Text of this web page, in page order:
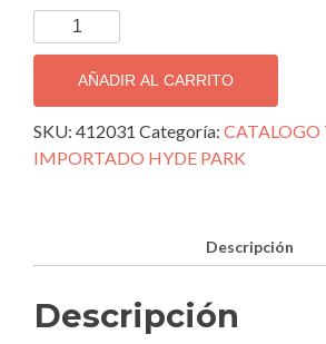
TAPIZ
DECORATIVO
IMPORTADO
HYDE
PARK
412031.
AÑADIR AL CARRITO
SKU: 412031 Categoría: CATALOGO
IMPORTADO HYDE PARK
Descripción
Descripción